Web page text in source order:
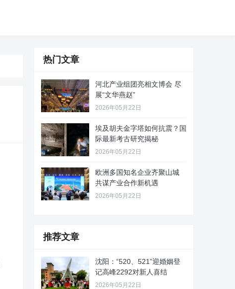
热门文章
河北产业组团亮相文博会 尽
展“文华燕赵”
2026年05月22日
埃及胡夫金字塔如何抗震？国
际最新考古研究揭秘
2026年05月22日
欧洲多国知名企业齐聚山城
共谋产业合作新机遇
2026年05月22日
推荐文章
沈阳：“520、521”迎婚姻登
记高峰2292对新人喜结
2026年05月22日